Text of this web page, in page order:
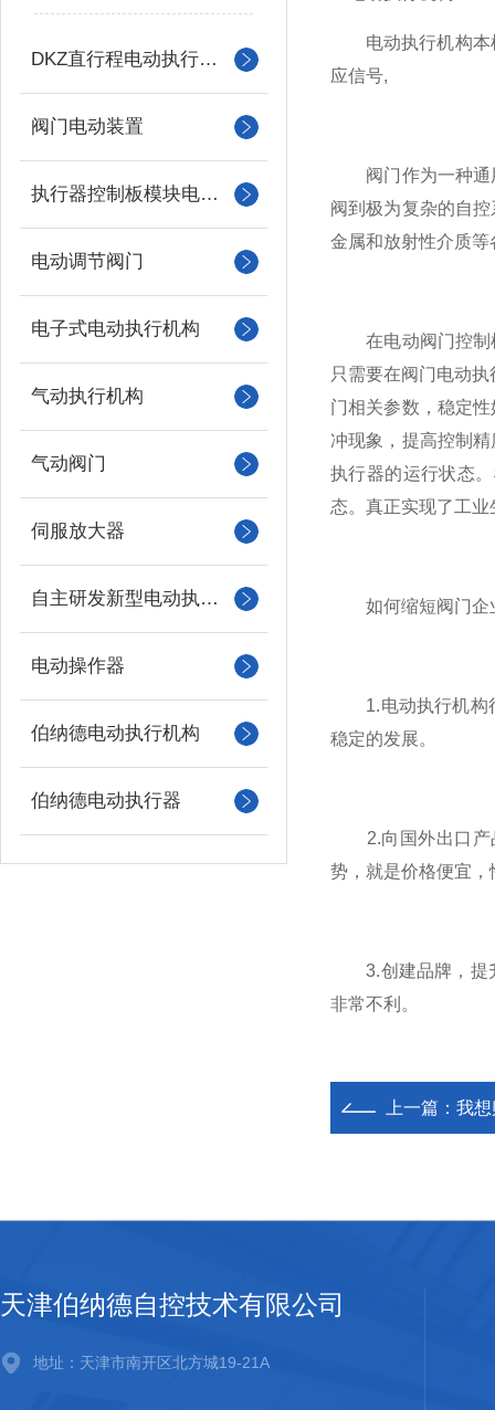
DKZ直行程电动执行机构
阀门电动装置
执行器控制板模块电机配件
电动调节阀门
电子式电动执行机构
气动执行机构
气动阀门
伺服放大器
自主研发新型电动执行机构
电动操作器
伯纳德电动执行机构
伯纳德电动执行器
电动执行机构本机
应信号,
阀门作为一种通用
阀到极为复杂的自
金属和放射性介质
在电动阀门控制机
只需要在阀门电动
门相关参数，稳定
冲现象，提高控制
执行器的运行状态
态。真正实现了工
如何缩短阀门企
1.电动执行机构行
稳定的发展。
2.向国外出口产品
势，就是价格便宜，
3.创建品牌，提升
非常不利。
上一篇： 我
天津伯纳德自控技术有限公司
地址：天津市南开区北方城19-21A